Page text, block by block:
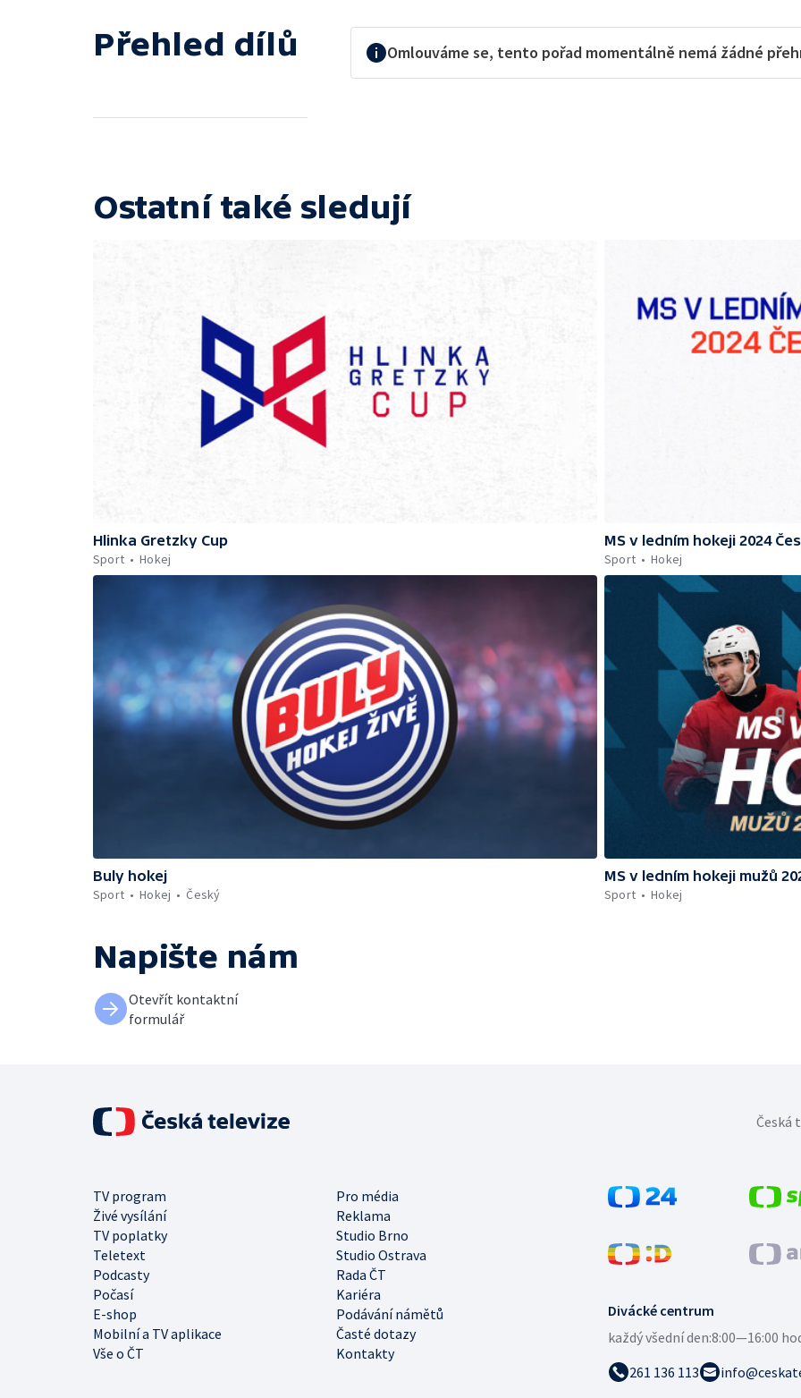
Přehled dílů Omlouváme se, tento pořad momentálně nemá žádné
Ostatní také sledují
Hlinka Gretzky Cup
Sport
Hokej
MS v ledním hokeji 2024
Sport
Hokej
Buly hokej
Sport
Hokej Český
MS v ledním hokeji mužů
Sport
Hokej
Napište nám
Otevřít kontaktní
formulář
Divácké centrum
každý všední den:8:00—16:00
261 136 113
TV program
Pro média
Živé vysílání
Reklama
TV poplatky
Studio Brno
Teletext
Studio Ostrava
Podcasty
Rada ČT
Počasí
Kariéra
E-shop
Podávání námětů
Mobilní a TV aplikace
Časté dotazy
Vše o ČT
Kontakty
Česká